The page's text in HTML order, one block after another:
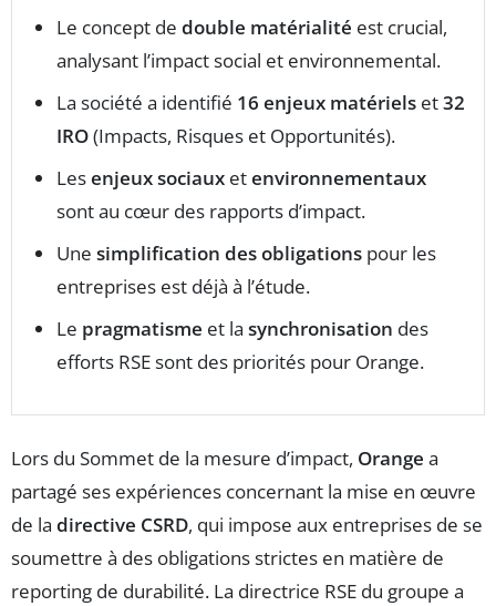
Le concept de double matérialité est crucial,
analysant l’impact social et environnemental.
La société a identifié 16 enjeux matériels et32
IRO(Impacts, Risques et Opportunités).
Lesenjeux sociaux etenvironnementaux
sont au cœur des rapports d’impact.
Une simplification des obligations pour les
entreprises est déjà à l’étude.
Le pragmatisme et la synchronisation des
efforts RSE sont des priorités pour Orange.
Lors du Sommet de la mesure d’impact, Orange a
partagé ses expériences concernant la mise en œuvre
de la directive CSRD, qui impose aux entreprises de se
soumettre à des obligations strictes en matière de
reporting de durabilité. La directrice RSE du groupe a